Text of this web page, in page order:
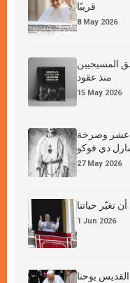
قريبًا
8 May 2026
المسيحيين
منذ عقود
15 May 2026
عشر وصرخة
دي فوكو
27 May 2026
تغيّر حياتنا
1 Jun 2026
القديس يوحنا